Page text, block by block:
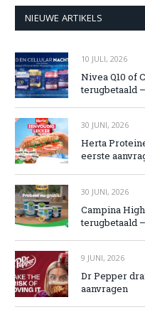
NIEUWE ARTIKELS
10 JULI, 2026
Nivea Q10 of
terugbetaald
30 JUNI, 2026
Herta
eerste
30 JUNI, 2026
Campina
terugbetaald
9 JUNI, 2026
Dr Pepper
aanvragen